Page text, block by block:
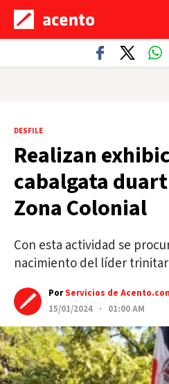
DESFILE
Realizan
cabalgata
Zona Colonial
Con esta actividad se
nacimiento del líder
PorServicios de
15/01/2024 · 01:00 AM